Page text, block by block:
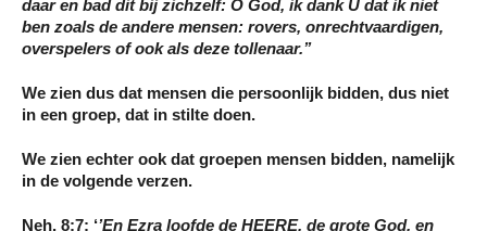
daar en bad dit bij zichzelf: O God, ik dank U dat ik niet
ben zoals de andere mensen: rovers, onrechtvaardigen,
overspelers of ook als deze tollenaar.’’
We zien dus dat mensen die persoonlijk bidden, dus niet
in een groep, dat in stilte doen.
We zien echter ook dat groepen mensen bidden, namelijk
in de volgende verzen.
Neh. 8:7: ‘’En Ezra loofde de HEERE, de grote God, en